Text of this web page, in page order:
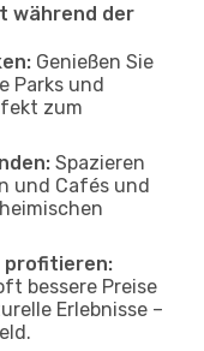
während der
Genießen Sie
Parks und
zum
Spazieren
und Cafés und
profitieren:
bessere Preise
Erlebnisse –